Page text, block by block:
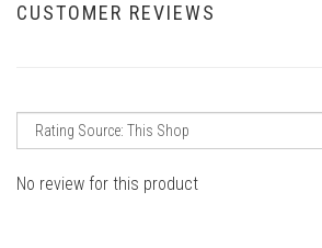
CUSTOMER REVIEWS
No review for this product